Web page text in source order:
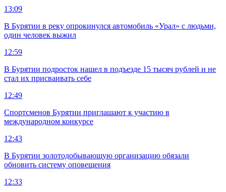
13:09
В Бурятии в реку опрокинулся автомобиль «Урал» с людьми,
один человек выжил
12:59
В Бурятии подросток нашел в подъезде 15 тысяч рублей и не
стал их присваивать себе
12:49
Спортсменов Бурятии приглашают к участию в
международном конкурсе
12:43
В Бурятии золотодобывающую организацию обязали
обновить систему оповещения
12:33